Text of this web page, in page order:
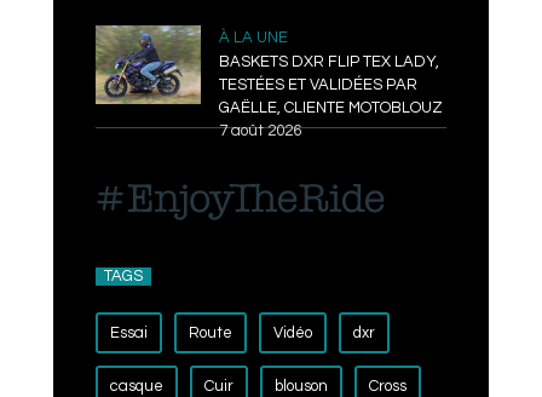
À LA UNE
BASKETS DXR FLIP TEX LADY,
TESTÉES ET VALIDÉES PAR
GAËLLE, CLIENTE MOTOBLOUZ
7 août 2026
TAGS
Essai Route Vidéo dxr
casque Cuir blouson Cross